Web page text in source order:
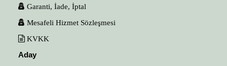
Garanti, İade, İptal
Mesafeli Hizmet Sözleşmesi
KVKK
Aday